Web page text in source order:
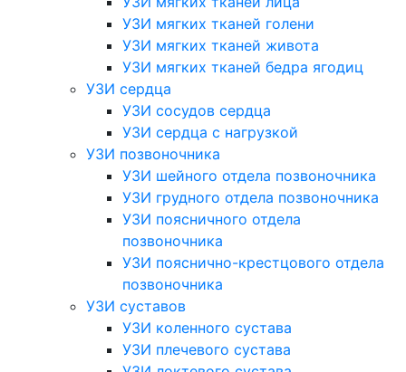
УЗИ мягких тканей голени
УЗИ мягких тканей живота
УЗИ мягких тканей бедра ягодиц
УЗИ сердца
УЗИ сосудов сердца
УЗИ сердца с нагрузкой
УЗИ позвоночника
УЗИ шейного отдела позвоночника
УЗИ грудного отдела позвоночника
УЗИ поясничного отдела
позвоночника
УЗИ пояснично-крестцового отдела
позвоночника
УЗИ суставов
УЗИ коленного сустава
УЗИ плечевого сустава